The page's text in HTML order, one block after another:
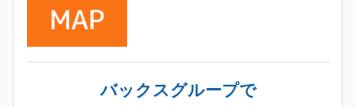
バックスグループで